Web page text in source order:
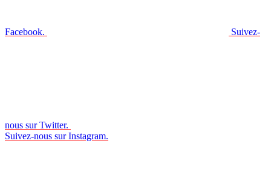
Facebook. Suivez-
nous sur Twitter.
Suivez-nous sur Instagram.